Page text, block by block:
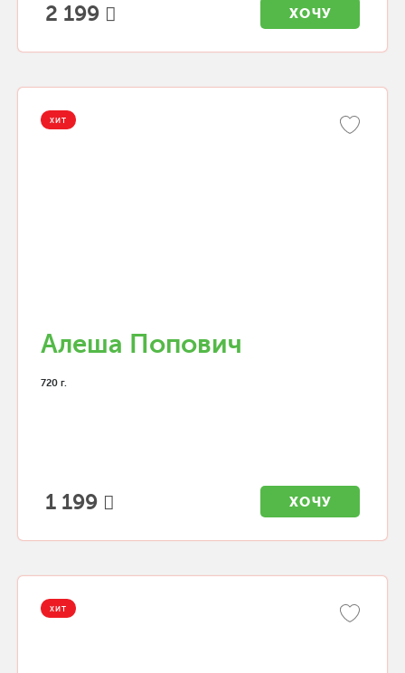
2 199 ХОЧУ
ХИТ
Алеша Попович
720 г.
1 199 ХОЧУ
ХИТ